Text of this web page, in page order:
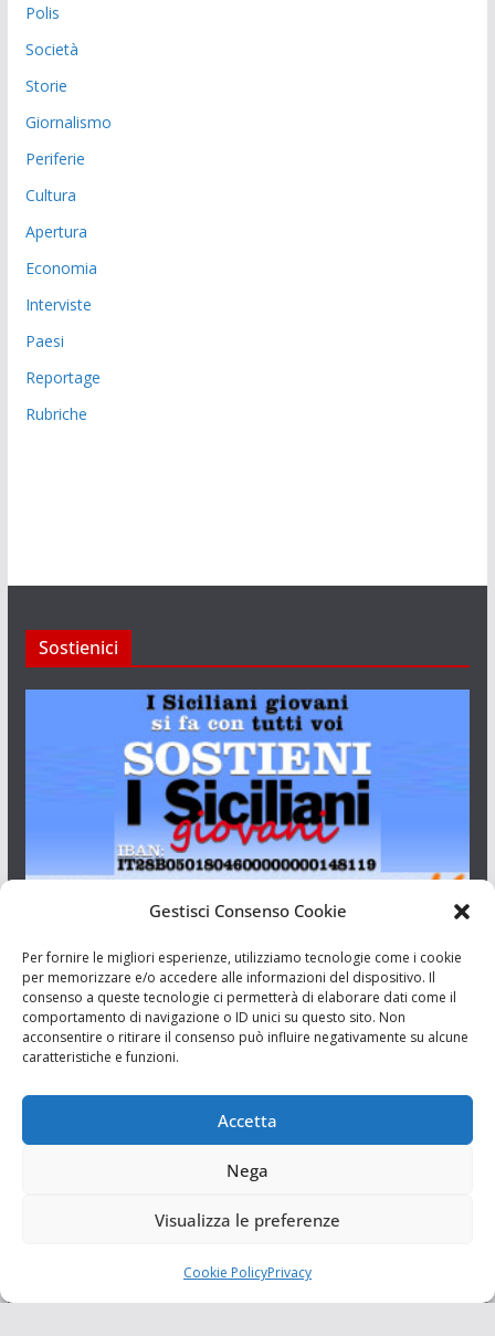
Gestisci Consenso Cookie
Per fornire le migliori esperienze, utilizziamo tecnologie come i cookie
per memorizzare e/o accedere alle informazioni del dispositivo. Il
consenso a queste tecnologie ci permetterà di elaborare dati come il
comportamento di navigazione o ID unici su questo sito. Non
acconsentire o ritirare il consenso può influire negativamente su alcune
caratteristiche e funzioni.
Accetta
Nega
Visualizza le preferenze
Cookie PolicyPrivacy
Polis
Società
Storie
Giornalismo
Periferie
Cultura
Apertura
Economia
Interviste
Paesi
Reportage
Rubriche
Sostienici
Aut. del tribunale di Catania n.23/2011 del 20/09/2011 Dir.
Resp. Riccardo Orioles.
Associazione Culturale I Siciliani Giovani
via Randazzo 27 Catania
I Siciliani Giovani. Tutti i diritti riservati.
Tema:ColorMagdi ThemeGrill. Powered byWordPress.